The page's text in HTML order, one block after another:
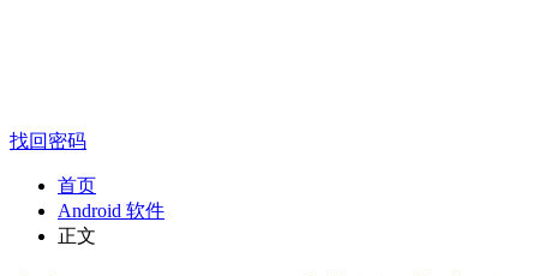
找回密码
首页
Android 软件
正文